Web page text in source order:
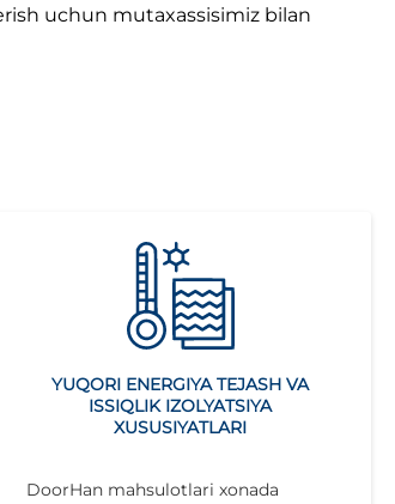
uchun mutaxassisimiz bilan
YUQORI ENERGIYA TEJASH VA
ISSIQLIK IZOLYATSIYA
XUSUSIYATLARI
DoorHan mahsulotlari xonada